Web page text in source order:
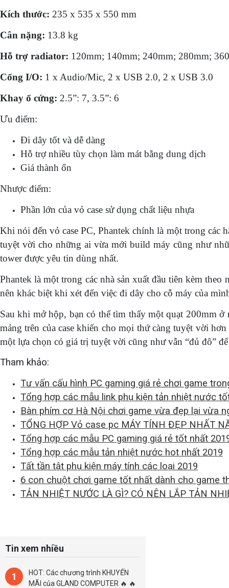
Kích thước: 235 x 535 x 550 mm
Cân nặng: 13.8 kg
Hỗ trợ radiator: 120mm; 140mm; 240mm; 280mm;
Cổng I/O: 1 x Audio/Mic, 2 x USB 2.0, 2 x USB 3.0
Khay ổ cứng: 2.5”: 7, 3.5”: 6
Ưu điểm:
Đi dây tốt và dễ dàng
Hỗ trợ nhiều tùy chọn làm mát bằng dung dịch
Giá thành ổn
Nhược điểm:
Phần lớn của vỏ case sử dụng chất liệu nhựa
Khi nói đến vỏ case PC, Phantek chính là một trong các
tuyệt vời cho những ai vừa mới build máy cũng như
tower được yêu tin dùng nhất.
Phantek là một trong các nhà sản xuất đầu tiên kèm
nên khác biệt khi xét đến việc đi dây cho cỗ máy của
Sau khi mở hộp, bạn có thể tìm thấy một quạt 200mm
mảng trên của case khiến cho mọi thứ càng tuyệt vời
một lựa chọn có giá trị tuyệt vời cũng như vẫn “đủ đô”
Tham khảo:
Tư vấn cấu hình PC gaming giá rẻ chơi game
Tổng hợp các mẫu link phụ kiện tản nhiệt nước
Bàn phím cơ Hà Nội chơi game vừa đẹp lại vừa
TỔNG HỢP Vỏ case pc MÁY TÍNH ĐẸP NHẤT
Tổng hợp các mẫu PC gaming giá rẻ tốt nhất
Tổng hợp các mẫu tản nhiệt nước hot nhất 2019
Tất tần tật phụ kiện máy tính các loại 2019
6 con chuột chơi game tốt nhất dành cho game
TẢN NHIỆT NƯỚC LÀ GÌ? CÓ NÊN LẮP TẢN
Tin xem nhiều
1
HOT: Các chương trình KHUYẾN
MÃI của GLAND COMPUTER 🔥 🔥